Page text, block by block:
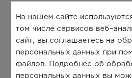
На нашем сайте
том числе сервисов
сайт, вы соглашаетесь на
персональных данных при
файлов. Подробнее об
персональных данных вы